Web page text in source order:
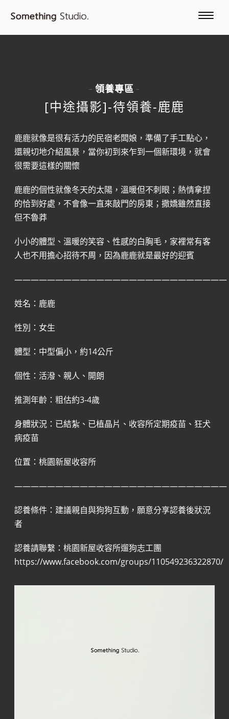
- 領養專區 -
[中途攝影]-待領養-鹿鹿
鹿鹿就像是很有活力的民宿老闆娘，準備了手工點心，
還親切地介紹風景，當你初到來乍到一個新環境，就會
很需要這樣的關懷
鹿鹿的個性就像冬天的太陽，溫暖但不刺眼；熱情拿捏
的恰到好處，不會像一直來敲門的房東；撒嬌雖然直接
但不魯莽
小小的體型、溫暖的笑容、性感的白胸毛，家裡常有客
人也不用擔心招待不周，因為鹿鹿就是最好的迎賓
——————————————————————————
姓名：鹿鹿
性別：女生
體型：中型偏小，約14公斤
個性：活潑、親人、開朗
推測年齡：粗估約3-4歲
身體狀況：已結紮、已植晶片、收容所定期疫苗、狂犬
病疫苗
位置：桃園新屋收容所
——————————————————————————
認養條件：建議親自與狗狗互動，願意分享認養後狀況
者
認養請聯繫：桃園新屋收容所遛狗志工團
https://www.facebook.com/groups/110549236322870/